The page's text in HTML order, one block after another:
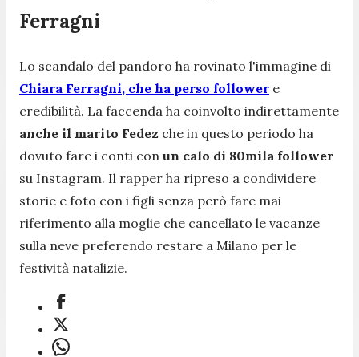
Ferragni
Lo scandalo del pandoro ha rovinato l'immagine di
Chiara Ferragni, che ha perso follower e
credibilità. La faccenda ha coinvolto indirettamente
anche il marito Fedez che in questo periodo ha
dovuto fare i conti con un calo di 80mila follower
su Instagram. Il rapper ha ripreso a condividere
storie e foto con i figli senza però fare mai
riferimento alla moglie che cancellato le vacanze
sulla neve preferendo restare a Milano per le
festività natalizie.